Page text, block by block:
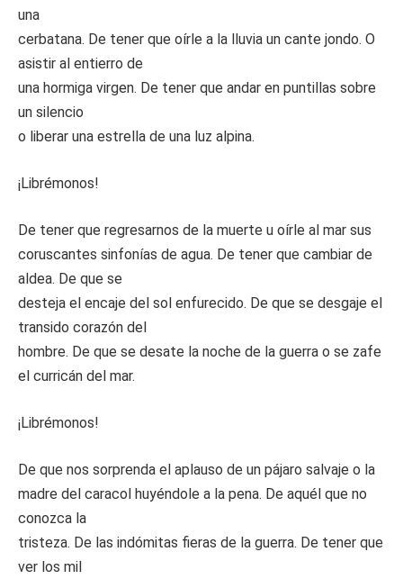
una
cerbatana. De tener que oírle a la lluvia un cante jondo. O
asistir al entierro de
una hormiga virgen. De tener que andar en puntillas sobre
un silencio
o liberar una estrella de una luz alpina.
¡Librémonos!
De tener que regresarnos de la muerte u oírle al mar sus
coruscantes sinfonías de agua. De tener que cambiar de
aldea. De que se
desteja el encaje del sol enfurecido. De que se desgaje el
transido corazón del
hombre. De que se desate la noche de la guerra o se zafe
el curricán del mar.
¡Librémonos!
De que nos sorprenda el aplauso de un pájaro salvaje o la
madre del caracol huyéndole a la pena. De aquél que no
conozca la
tristeza. De las indómitas fieras de la guerra. De tener que
ver los mil